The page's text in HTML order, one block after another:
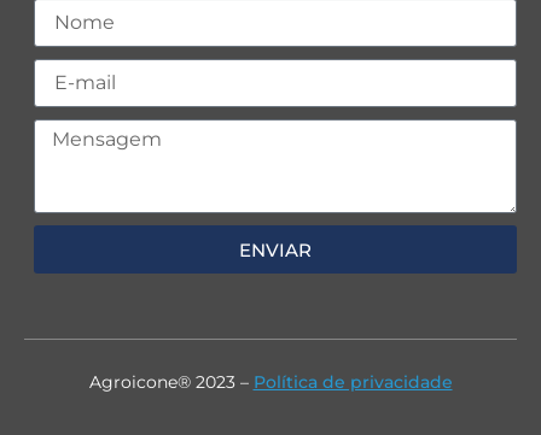
ENVIAR
Agroicone® 2023 – Política de privacidade